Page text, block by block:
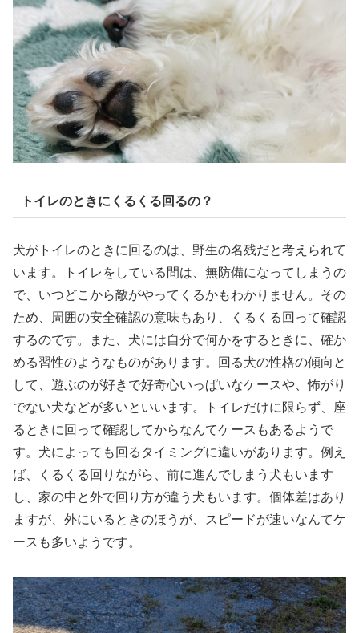
トイレのときにくるくる回るの？
犬がトイレのときに回るのは、野生の名残だと考えられて
います。トイレをしている間は、無防備になってしまうの
で、いつどこから敵がやってくるかもわかりません。その
ため、周囲の安全確認の意味もあり、くるくる回って確認
するのです。また、犬には自分で何かをするときに、確か
める習性のようなものがあります。回る犬の性格の傾向と
して、遊ぶのが好きで好奇心いっぱいなケースや、怖がり
でない犬などが多いといいます。トイレだけに限らず、座
るときに回って確認してからなんてケースもあるようで
す。犬によっても回るタイミングに違いがあります。例え
ば、くるくる回りながら、前に進んでしまう犬もいます
し、家の中と外で回り方が違う犬もいます。個体差はあり
ますが、外にいるときのほうが、スピードが速いなんてケ
ースも多いようです。